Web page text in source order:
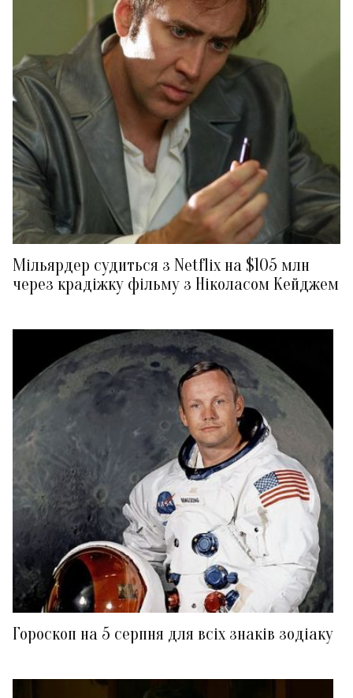
Мільярдер судиться з Netflix на $105 млн
через крадіжку фільму з Ніколасом Кейджем
Гороскоп на 5 серпня для всіх знаків зодіаку